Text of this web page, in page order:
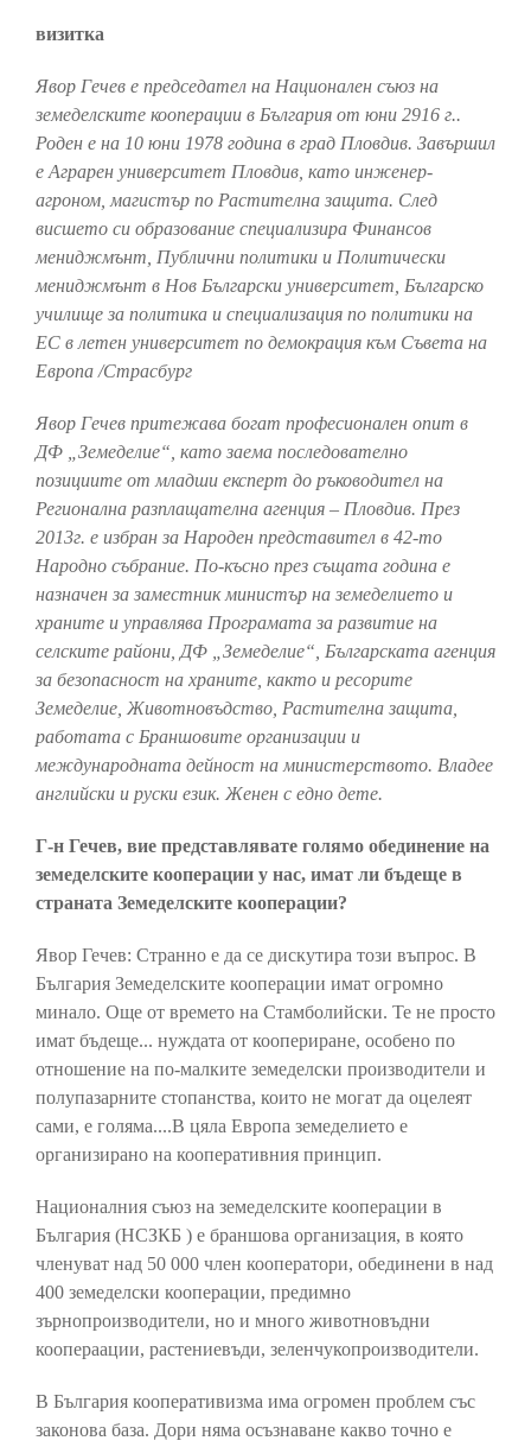
визитка
Явор Гечев е председател на Национален съюз на
земеделските кооперации в България от юни 2916 г..
Роден е на 10 юни 1978 година в град Пловдив. Завършил
е Аграрен университет Пловдив, като инженер-
агроном, магистър по Растителна защита. След
висшето си образование специализира Финансов
мениджмънт, Публични политики и Политически
мениджмънт в Нов Български университет, Българско
училище за политика и специализация по политики на
ЕС в летен университет по демокрация към Съвета на
Европа /Страсбург
Явор Гечев притежава богат професионален опит в
ДФ „Земеделие“, като заема последователно
позициите от младши експерт до ръководител на
Регионална разплащателна агенция – Пловдив. През
2013г. е избран за Народен представител в 42-то
Народно събрание. По-късно през същата година е
назначен за заместник министър на земеделието и
храните и управлява Програмата за развитие на
селските райони, ДФ „Земеделие“, Българската агенция
за безопасност на храните, както и ресорите
Земеделие, Животновъдство, Растителна защита,
работата с Браншовите организации и
международната дейност на министерството. Владее
английски и руски език. Женен с едно дете.
Г-н Гечев, вие представлявате голямо обединение на
земеделските кооперации у нас, имат ли бъдеще в
страната Земеделските кооперации?
Явор Гечев: Странно е да се дискутира този въпрос. В
България Земеделските кооперации имат огромно
минало. Още от времето на Стамболийски. Те не просто
имат бъдеще... нуждата от коопериране, особено по
отношение на по-малките земеделски производители и
полупазарните стопанства, които не могат да оцелеят
сами, е голяма....В цяла Европа земеделието е
организирано на кооперативния принцип.
Националния съюз на земеделските кооперации в
България (НСЗКБ ) е браншова организация, в която
членуват над 50 000 член кооператори, обединени в над
400 земеделски кооперации, предимно
зърнопроизводители, но и много животновъдни
коопераации, растениевъди, зеленчукопроизводители.
В България кооперативизма има огромен проблем със
законова база. Дори няма осъзнаване какво точно е